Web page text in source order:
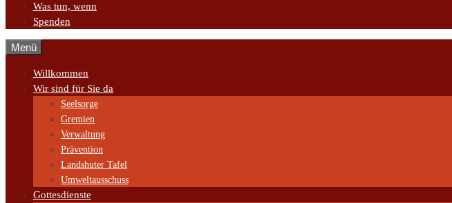
Was tun, wenn
Spenden
Menü
Willkommen
Wir sind für Sie da
Seelsorge
Gremien
Verwaltung
Prävention
Landshuter Tafel
Umweltausschuss
Gottesdienste